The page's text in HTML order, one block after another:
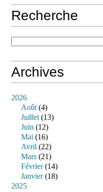
Recherche
Archives
2026
Août(4)
Juillet(13)
Juin (12)
Mai (16)
Avril (22)
Mars (21)
Février(14)
Janvier(18)
2025